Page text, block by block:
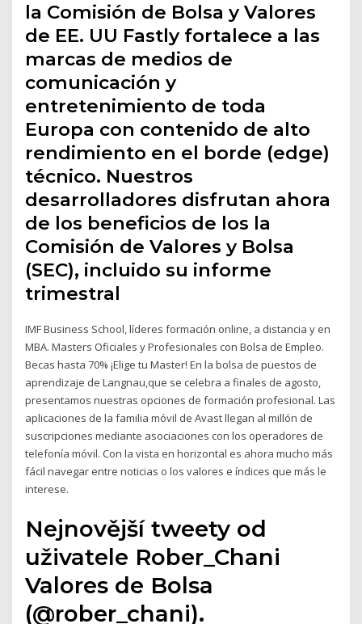
la Comisión de Bolsa y Valores
de EE. UU Fastly fortalece a las
marcas de medios de
comunicación y
entretenimiento de toda
Europa con contenido de alto
rendimiento en el borde (edge)
técnico. Nuestros
desarrolladores disfrutan ahora
de los beneficios de los la
Comisión de Valores y Bolsa
(SEC), incluido su informe
trimestral
IMF Business School, líderes formación online, a distancia y en
MBA. Masters Oficiales y Profesionales con Bolsa de Empleo.
Becas hasta 70% ¡Elige tu Master! En la bolsa de puestos de
aprendizaje de Langnau,que se celebra a finales de agosto,
presentamos nuestras opciones de formación profesional. Las
aplicaciones de la familia móvil de Avast llegan al millón de
suscripciones mediante asociaciones con los operadores de
telefonía móvil. Con la vista en horizontal es ahora mucho más
fácil navegar entre noticias o los valores e índices que más le
interese.
Nejnovější tweety od
uživatele Rober_Chani
Valores de Bolsa
(@rober_chani).